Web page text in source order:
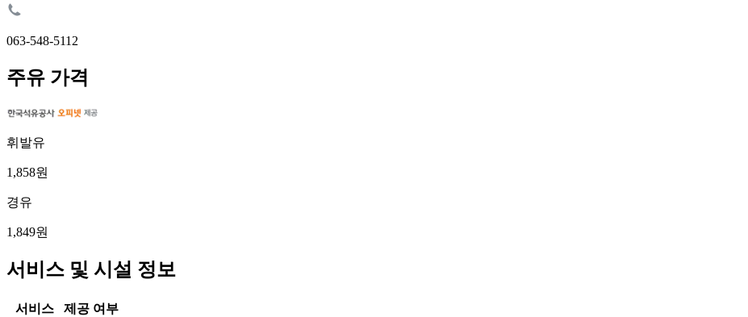
063-548-5112
주유 가격
휘발유
1,858원
경유
1,849원
서비스 및 시설 정보
서비스 제공 여부